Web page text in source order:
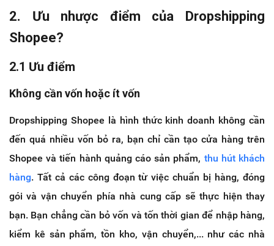
2. Ưu nhược điểm của Dropshipping
Shopee?
2.1 Ưu điểm
Không cần vốn hoặc ít vốn
Dropshipping Shopee là hình thức kinh doanh không cần
đến quá nhiều vốn bỏ ra, bạn chỉ cần tạo cửa hàng trên
Shopee và tiến hành quảng cáo sản phẩm, thu hút khách
hàng. Tất cả các công đoạn từ việc chuẩn bị hàng, đóng
gói và vận chuyển phía nhà cung cấp sẽ thực hiện thay
bạn. Bạn chẳng cần bỏ vốn và tốn thời gian để nhập hàng,
kiểm kê sản phẩm, tồn kho, vận chuyển,... như các nhà